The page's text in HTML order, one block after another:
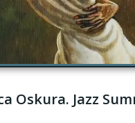
Oskura. Jazz